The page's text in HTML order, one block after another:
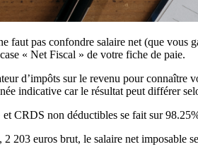
faut pas confondre salaire net (que vous
« Net Fiscal » de votre fiche de paie.
d’impôts sur le revenu pour connaître
indicative car le résultat peut différer
CRDS non déductibles se fait sur
203 euros brut, le salaire net imposable